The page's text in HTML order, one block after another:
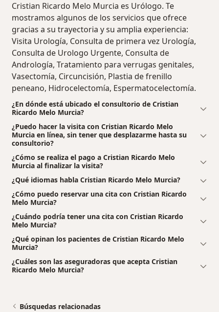
Cristian Ricardo Melo Murcia es Urólogo. Te
mostramos algunos de los servicios que ofrece
gracias a su trayectoria y su amplia experiencia:
Visita Urología, Consulta de primera vez Urología,
Consulta de Urologo Urgente, Consulta de
Andrología, Tratamiento para verrugas genitales,
Vasectomía, Circuncisión, Plastia de frenillo
peneano, Hidrocelectomía, Espermatocelectomía.
¿En dónde está ubicado el consultorio de Cristian
Ricardo Melo Murcia?
¿Puedo hacer la visita con Cristian Ricardo Melo
Murcia en línea, sin tener que desplazarme hasta su
consultorio?
¿Cómo se realiza el pago a Cristian Ricardo Melo
Murcia al finalizar la visita?
¿Qué idiomas habla Cristian Ricardo Melo Murcia?
¿Cómo puedo reservar una cita con Cristian Ricardo
Melo Murcia?
¿Cuándo podría tener una cita con Cristian Ricardo
Melo Murcia?
¿Qué opinan los pacientes de Cristian Ricardo Melo
Murcia?
¿Cuáles son las aseguradoras que acepta Cristian
Ricardo Melo Murcia?
Búsquedas relacionadas